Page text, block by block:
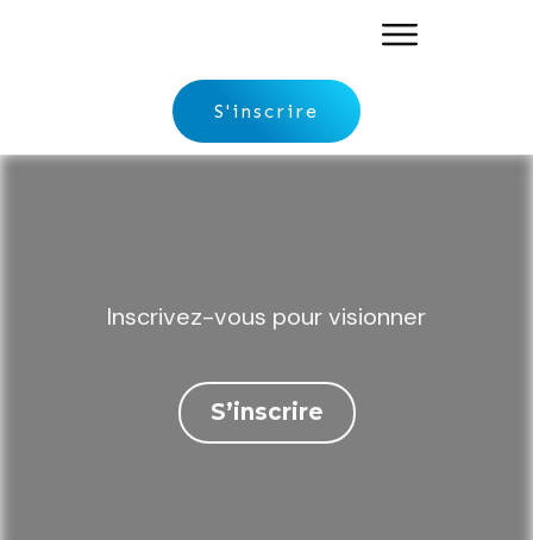
S'inscrire
Inscrivez-vous pour visionner
S’inscrire